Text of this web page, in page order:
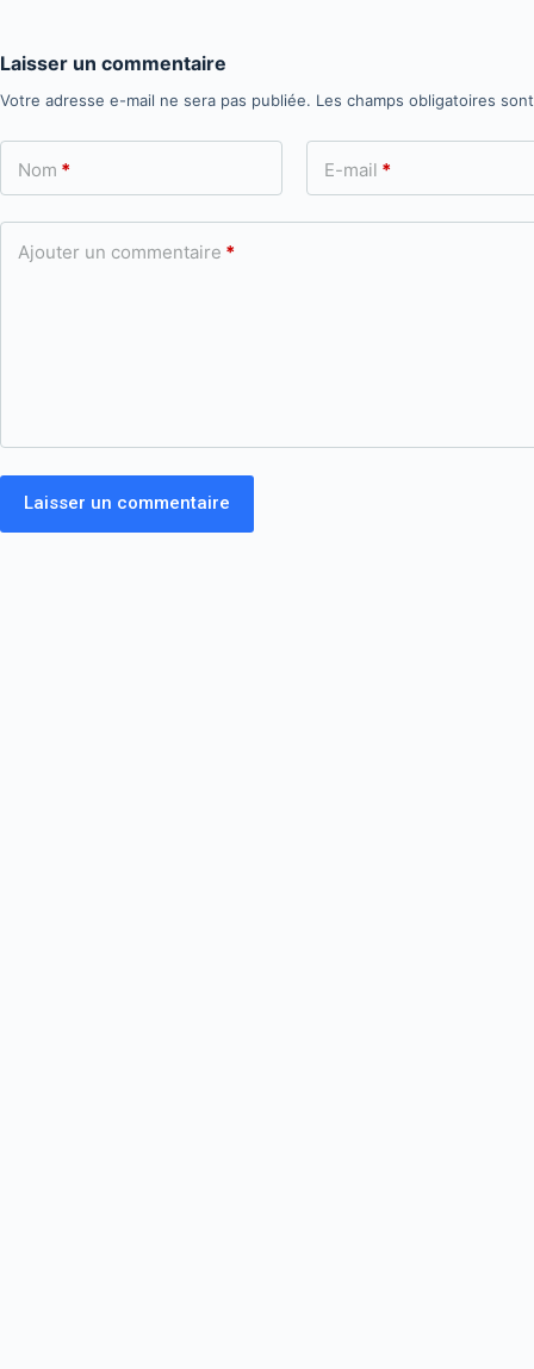
Laisser un commentaire
Votre adresse e-mail ne sera pas publiée. Les champs obligatoires
Nom * E-mail *
Ajouter un commentaire *
Laisser un commentaire